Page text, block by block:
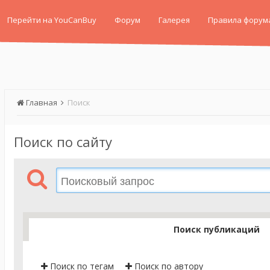
Перейти на YouCanBuy Форум Галерея Правила
Главная Поиск
Поиск по сайту
Поиск публикаций
Поиск по тегам Поиск по автору